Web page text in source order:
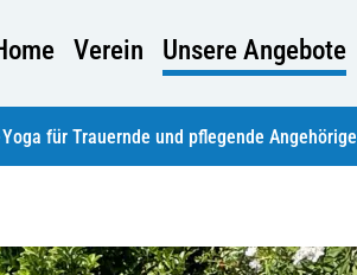
Verein Unsere Angebote
Yoga für Trauernde und pflegende Angehörige